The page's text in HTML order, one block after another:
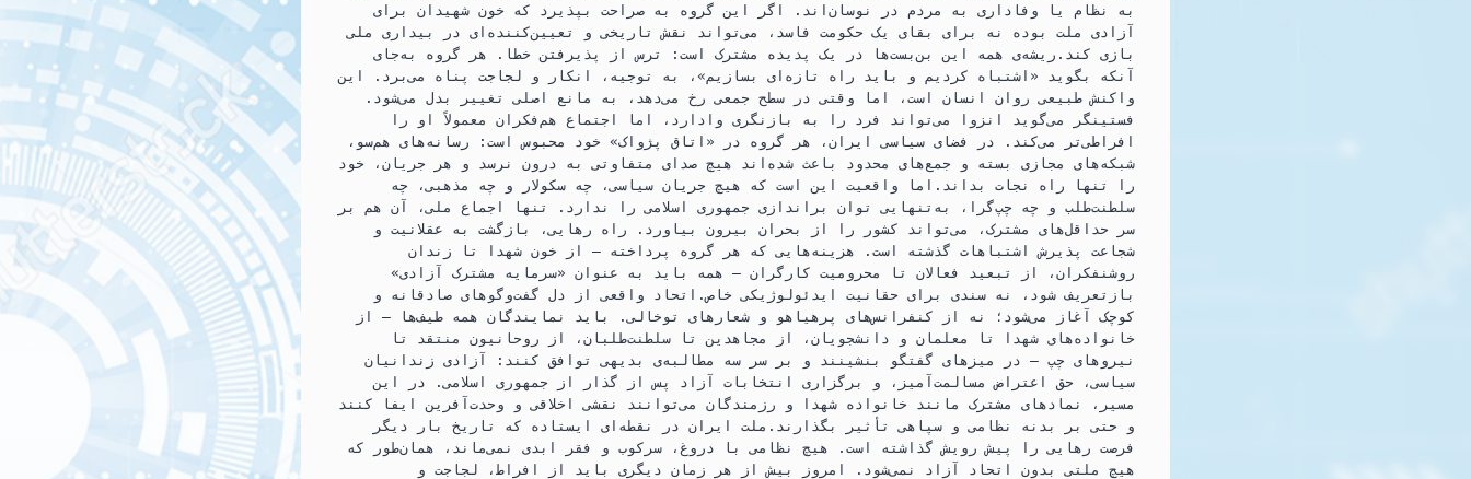
به نظام یا وفاداری به مردم در نوسان‌اند. اگر این گروه به صراحت بپذیرد که خون شهیدان برای
آزادی ملت بوده نه برای بقای یک حکومت فاسد، می‌تواند نقش تاریخی و تعیین‌کننده‌ای در بیداری ملی
بازی کند.ریشه‌ی همه این بن‌بست‌ها در یک پدیده مشترک است: ترس از پذیرفتن خطا. هر گروه به‌جای
آنکه بگوید «اشتباه کردیم و باید راه تازه‌ای بسازیم»، به توجیه، انکار و لجاجت پناه می‌برد. این
واکنش طبیعی روان انسان است، اما وقتی در سطح جمعی رخ می‌دهد، به مانع اصلی تغییر بدل می‌شود.
فستینگر می‌گوید انزوا می‌تواند فرد را به بازنگری وادارد، اما اجتماع هم‌فکران معمولاً او را
افراطی‌تر می‌کند. در فضای سیاسی ایران، هر گروه در «اتاق پژواک» خود محبوس است: رسانه‌های هم‌سو،
شبکه‌های مجازی بسته و جمع‌های محدود باعث شده‌اند هیچ صدای متفاوتی به درون نرسد و هر جریان، خود
را تنها راه نجات بداند.اما واقعیت این است که هیچ جریان سیاسی، چه سکولار و چه مذهبی، چه
سلطنت‌طلب و چه چپ‌گرا، به‌تنهایی توان براندازی جمهوری اسلامی را ندارد. تنها اجماع ملی، آن هم بر
سر حداقل‌های مشترک، می‌تواند کشور را از بحران بیرون بیاورد. راه رهایی، بازگشت به عقلانیت و
شجاعت پذیرش اشتباهات گذشته است. هزینه‌هایی که هر گروه پرداخته — از خون شهدا تا زندان
روشنفکران، از تبعید فعالان تا محرومیت کارگران — همه باید به عنوان «سرمایه مشترک آزادی»
بازتعریف شود، نه سندی برای حقانیت ایدئولوژیکی خاص.اتحاد واقعی از دل گفت‌وگوهای صادقانه و
کوچک آغاز می‌شود؛ نه از کنفرانس‌های پرهیاهو و شعارهای توخالی. باید نمایندگان همه طیف‌ها — از
خانواده‌های شهدا تا معلمان و دانشجویان، از مجاهدین تا سلطنت‌طلبان، از روحانیون منتقد تا
نیروهای چپ — در میزهای گفتگو بنشینند و بر سر سه مطالبه‌ی بدیهی توافق کنند: آزادی زندانیان
سیاسی، حق اعتراض مسالمت‌آمیز، و برگزاری انتخابات آزاد پس از گذار از جمهوری اسلامی. در این
مسیر، نمادهای مشترک مانند خانواده شهدا و رزمندگان می‌توانند نقشی اخلاقی و وحدت‌آفرین ایفا کنند
و حتی بر بدنه نظامی و سپاهی تأثیر بگذارند.ملت ایران در نقطه‌ای ایستاده که تاریخ بار دیگر
فرصت رهایی را پیش رویش گذاشته است. هیچ نظامی با دروغ، سرکوب و فقر ابدی نمی‌ماند، همان‌طور که
هیچ ملتی بدون اتحاد آزاد نمی‌شود. امروز بیش از هر زمان دیگری باید از افراط، لجاجت و